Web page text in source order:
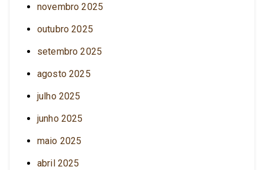
novembro 2025
outubro 2025
setembro 2025
agosto 2025
julho 2025
junho 2025
maio 2025
abril 2025